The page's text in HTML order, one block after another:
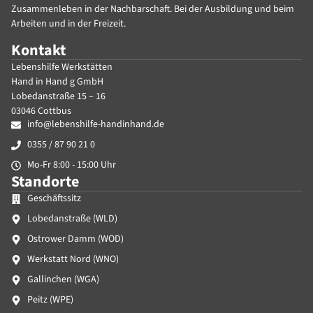
Zusammenleben in der Nachbarschaft. Bei der Ausbildung und beim
Arbeiten und in der Freizeit.
Kontakt
Lebenshilfe Werkstätten
Hand in Hand g GmbH
Lobedanstraße 15 – 16
03046 Cottbus
info@lebenshilfe-handinhand.de
0355 / 87 90 21 0
Mo-Fr 8:00 - 15:00 Uhr
Standorte
Geschäftssitz
Lobedanstraße (WLD)
Ostrower Damm (WOD)
Werkstatt Nord (WNO)
Gallinchen (WGA)
Peitz (WPE)